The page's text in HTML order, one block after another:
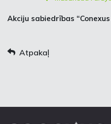
Akciju sabiedrības
Atpakaļ